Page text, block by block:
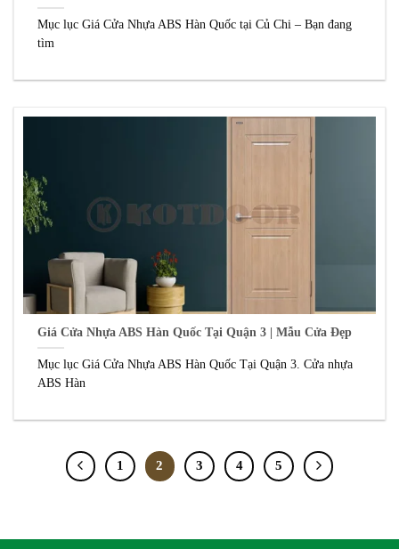
Mục lục Giá Cửa Nhựa ABS Hàn Quốc tại Củ Chi – Bạn đang
tìm
Giá Cửa Nhựa ABS Hàn Quốc Tại Quận 3 | Mẫu Cửa Đẹp
Mục lục Giá Cửa Nhựa ABS Hàn Quốc Tại Quận 3. Cửa nhựa
ABS Hàn
1 2 3 4 5